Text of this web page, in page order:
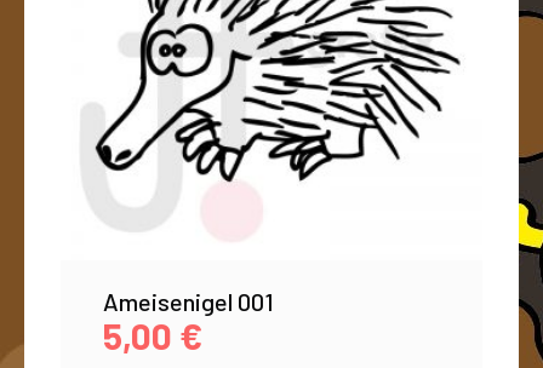
Ameisenigel 001
5,00 €